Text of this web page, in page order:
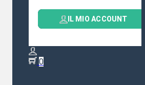
IL MIO ACCOUNT
0